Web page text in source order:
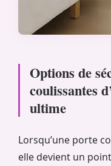
Options de
coulissantes
ultime
Lorsqu’une porte
elle devient un